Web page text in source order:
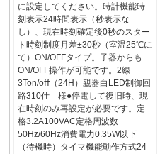
に設定してください。時計機能時
刻表示24時間表示（秒表示な
し）、現在時刻確定後0秒のスター
ト時刻制度月差±30秒（室温25℃に
て）ON/OFFタイプ。子器からも
ON/OFF操作が可能です。2線
3Ton/oﬀ（24H）親器白LED制御回
路310仕 様●停電して復旧時、現
在時刻のみ再設定が必要です。定
格3.2A100VAC定格周波数
50Hz/60Hz消費電力0.35W以下
（待機時）タイマ機能動作方式24